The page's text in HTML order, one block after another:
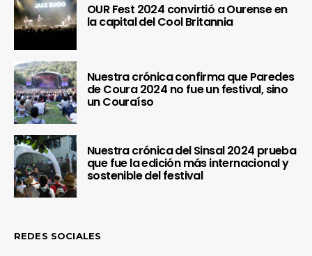
OUR Fest 2024 convirtió a Ourense en
la capital del Cool Britannia
Nuestra crónica confirma que Paredes
de Coura 2024 no fue un festival, sino
un Couraíso
Nuestra crónica del Sinsal 2024 prueba
que fue la edición más internacional y
sostenible del festival
REDES SOCIALES